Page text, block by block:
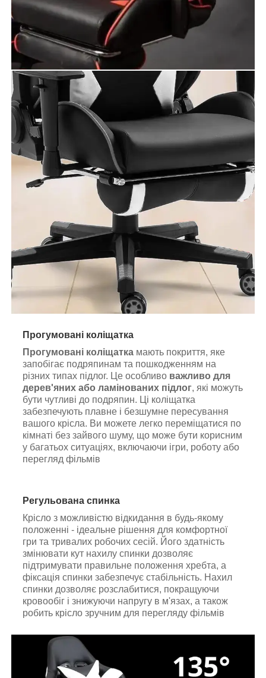
Прогумовані коліщатка
Прогумовані коліщатка мають покриття, яке
запобігає подряпинам та пошкодженням на
різних типах підлог. Це особливо важливо для
дерев'яних або ламінованих підлог, які можуть
бути чутливі до подряпин. Ці коліщатка
забезпечують плавне і безшумне пересування
вашого крісла. Ви можете легко переміщатися по
кімнаті без зайвого шуму, що може бути корисним
у багатьох ситуаціях, включаючи ігри, роботу або
перегляд фільмів
Регульована спинка
Крісло з можливістю відкидання в будь-якому
положенні - ідеальне рішення для комфортної
гри та тривалих робочих сесій. Його здатність
змінювати кут нахилу спинки дозволяє
підтримувати правильне положення хребта, а
фіксація спинки забезпечує стабільність. Нахил
спинки дозволяє розслабитися, покращуючи
кровообіг і знижуючи напругу в м'язах, а також
робить крісло зручним для перегляду фільмів